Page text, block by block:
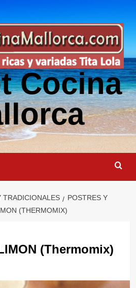
Cocina
TRADICIONALES
POSTRES Y
(THERMOMIX)
(Thermomix)